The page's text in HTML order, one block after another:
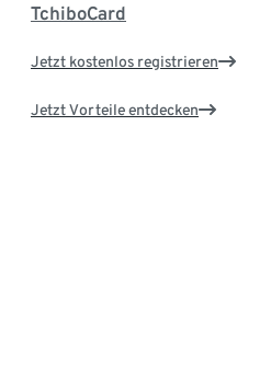
TchiboCard
Jetzt kostenlos registrieren
Jetzt Vorteile entdecken